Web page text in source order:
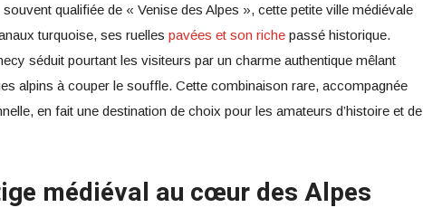
qualifiée de « Venise des Alpes », cette petite ville médiévale
turquoise, ses ruelles pavées et son riche passé historique.
séduit pourtant les visiteurs par un charme authentique mêlant
alpins à couper le souffle. Cette combinaison rare, accompagnée
en fait une destination de choix pour les amateurs d’histoire et de
médiéval au cœur des Alpes